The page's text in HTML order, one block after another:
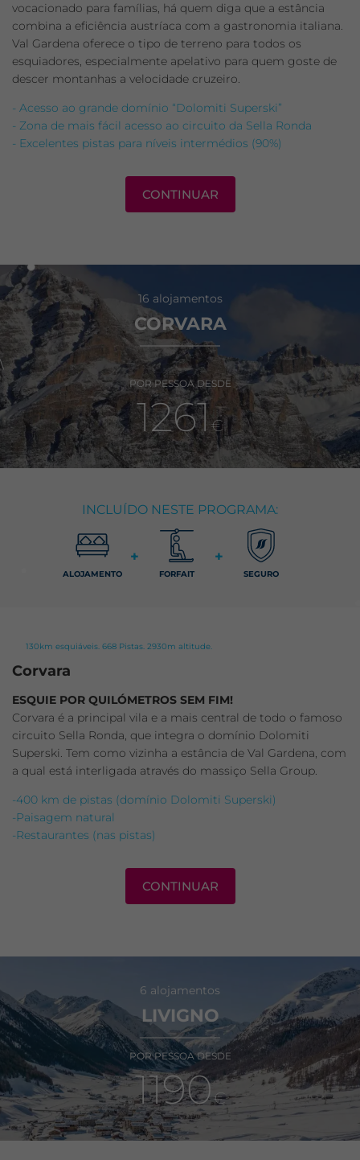
vocacionado para famílias, há quem diga que a estância
combina a eficiência austríaca com a gastronomia italiana.
Val Gardena oferece o tipo de terreno para todos os
esquiadores, especialmente apelativo para quem goste de
descer montanhas a velocidade cruzeiro.
- Acesso ao grande domínio “Dolomiti Superski”
- Zona de mais fácil acesso ao circuito da Sella Ronda
- Excelentes pistas para níveis intermédios (90%)
CONTINUAR
16 alojamentos
CORVARA
\
POR PESSOA DESDE
1261€
INCLUÍDO NESTE PROGRAMA:
ALOJAMENTO
+
FORFAIT
+
SEGURO
130km esquiáveis. 668 Pistas. 2930m altitude.
Corvara
ESQUIE POR QUILÓMETROS SEM FIM!
Corvara é a principal vila e a mais central de todo o famoso
circuito Sella Ronda, que integra o domínio Dolomiti
Superski. Tem como vizinha a estância de Val Gardena, com
a qual está interligada através do massiço Sella Group.
-400 km de pistas (domínio Dolomiti Superski)
-Paisagem natural
-Restaurantes (nas pistas)
CONTINUAR
6 alojamentos
LIVIGNO
POR PESSOA DESDE
1190€